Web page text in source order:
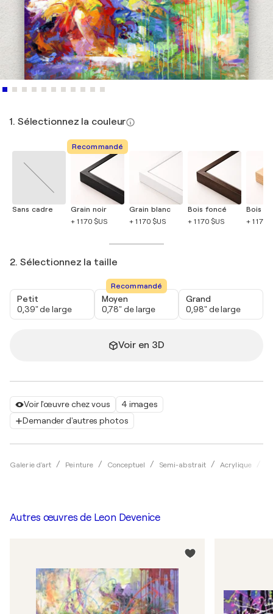
Voir l'œuvre chez vous
4 images
Demander d'autres photos
Galerie d'art Peinture Conceptuel Semi-abstrait Acrylique
1. Sélectionnez la couleur
Sans cadre
Recommandé
Grain noir
+ 1 170 $US
Grain blanc
+ 1 170 $US
Bois foncé
+ 1 170 $US
Bois
+ 1 170
2. Sélectionnez la taille
Petit
0,39" de large
Recommandé
Moyen
0,78" de large
Grand
0,98" de large
Voir en 3D
Autres œuvres de Leon Devenice